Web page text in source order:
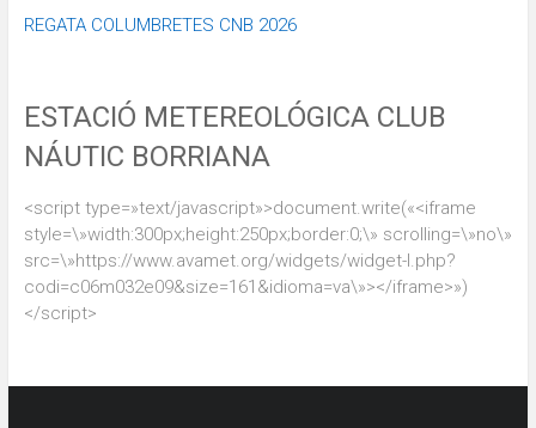
REGATA COLUMBRETES CNB 2026
ESTACIÓ METEREOLÓGICA CLUB
NÁUTIC BORRIANA
<script type=»text/javascript»>document.write(«<iframe
style=\»width:300px;height:250px;border:0;\» scrolling=\»no\»
src=\»https://www.avamet.org/widgets/widget-l.php?
codi=c06m032e09&size=161&idioma=va\»></iframe>»)
</script>